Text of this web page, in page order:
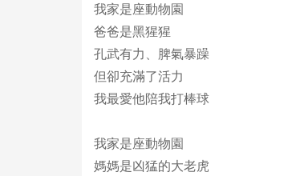
我家是座動物園
爸爸是黑猩猩
孔武有力、脾氣暴躁
但卻充滿了活力
我最愛他陪我打棒球
我家是座動物園
媽媽是凶猛的大老虎